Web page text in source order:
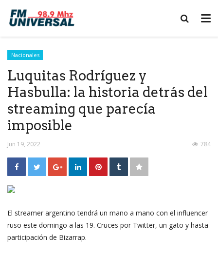
Nacionales
Luquitas Rodríguez y
Hasbulla: la historia detrás del
streaming que parecía
imposible
Jun 19, 2022 784
El streamer argentino tendrá un mano a mano con el influencer
ruso este domingo a las 19. Cruces por Twitter, un gato y hasta
participación de Bizarrap.